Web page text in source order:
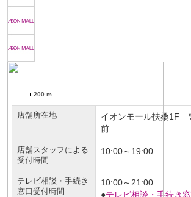
NISA
金銭信託のしくみ
取扱商品一覧
iDeCo・国民年金基金
iDeCo（個人型確定拠出年金）
国民年金基金
ロボアドバイザークラウドファンディング
WealthNavi for イオン銀行（ロボアドバイザー）
funds